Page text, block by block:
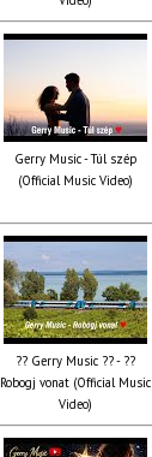
Gerry Music - Túl szép
(Official Music Video)
?? Gerry Music ?? - ??
Robogj vonat (Official Music
Video)